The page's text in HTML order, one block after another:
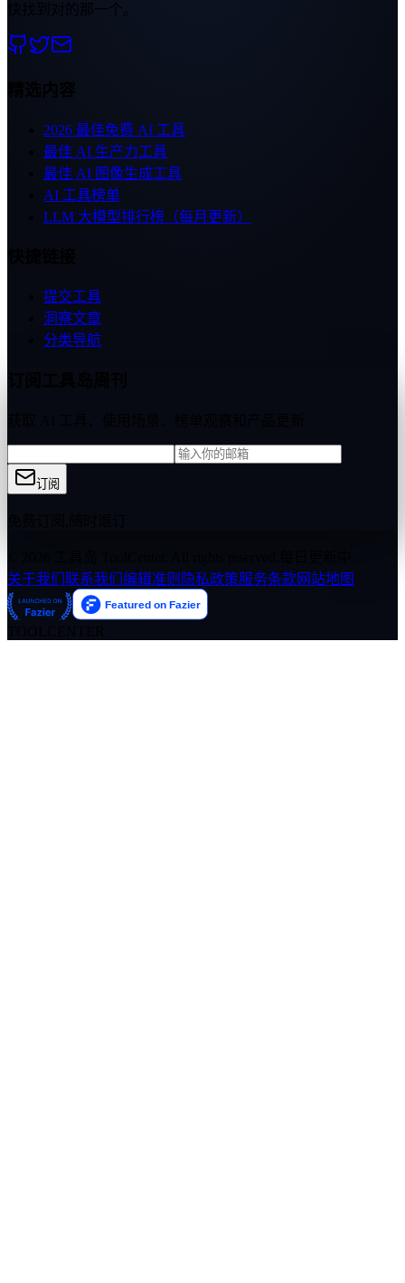
快找到对的那一个。
精选内容
2026 最佳免费 AI 工具
最佳 AI 生产力工具
最佳 AI 图像生成工具
AI 工具榜单
LLM 大模型排行榜（每月更新）
提交工具
洞察文章
分类导航
订阅
关于我们 联系我们 编辑准则 隐私政策服务条款网站地图